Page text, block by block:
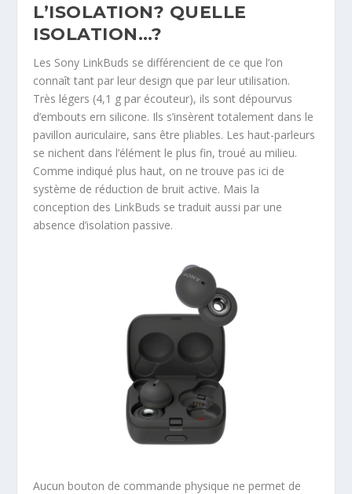
L’ISOLATION? QUELLE
ISOLATION…?
Les Sony LinkBuds se différencient de ce que l’on
connaît tant par leur design que par leur utilisation.
Très légers (4,1 g par écouteur), ils sont dépourvus
d’embouts ern silicone. Ils s’insèrent totalement dans le
pavillon auriculaire, sans être pliables. Les haut-parleurs
se nichent dans l’élément le plus fin, troué au milieu.
Comme indiqué plus haut, on ne trouve pas ici de
système de réduction de bruit active. Mais la
conception des LinkBuds se traduit aussi par une
absence d’isolation passive.
Aucun bouton de commande physique ne permet de